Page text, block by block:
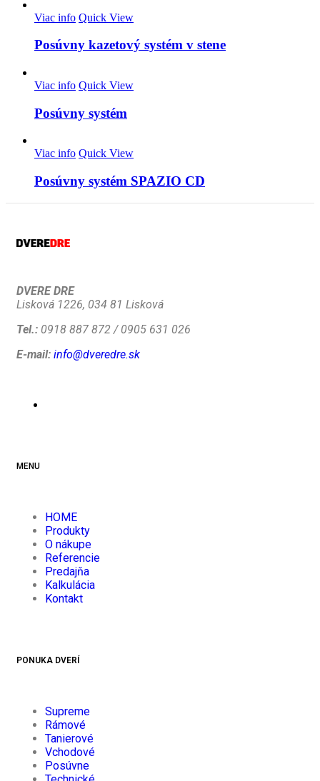
Viac info Quick View
Posúvny kazetový systém v stene
Viac info Quick View
Posúvny systém
Viac info Quick View
Posúvny systém SPAZIO CD
DVERE DRE
Lisková 1226, 034 81 Lisková
Tel.: 0918 887 872 / 0905 631 026
E-mail: info@dveredre.sk
MENU
HOME
Produkty
O nákupe
Referencie
Predajňa
Kalkulácia
Kontakt
PONUKA DVERÍ
Supreme
Rámové
Tanierové
Vchodové
Posúvne